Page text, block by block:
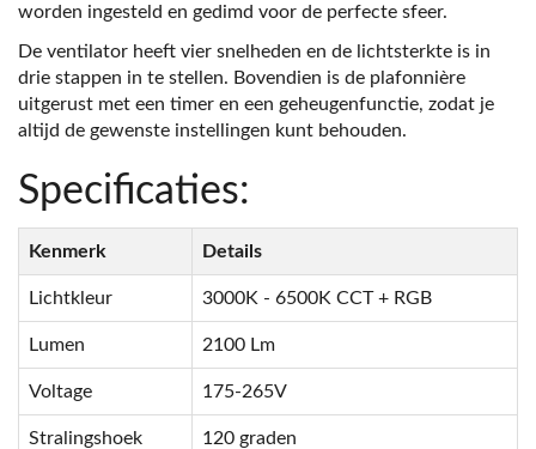
worden ingesteld en gedimd voor de perfecte sfeer.
De ventilator heeft vier snelheden en de lichtsterkte is in
drie stappen in te stellen. Bovendien is de plafonnière
uitgerust met een timer en een geheugenfunctie, zodat je
altijd de gewenste instellingen kunt behouden.
Specificaties:
Kenmerk Details
Lichtkleur 3000K - 6500K CCT + RGB
Lumen 2100 Lm
Voltage 175-265V
Stralingshoek 120 graden